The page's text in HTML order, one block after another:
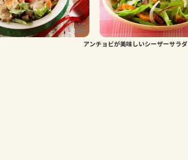
アンチョビが美味しいシーザーサラダ